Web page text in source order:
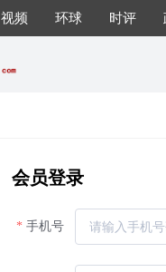
视频 环球 时评
会员登录
手机号